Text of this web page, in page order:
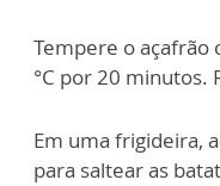
Tempere o açafrão
°C por 20 minutos.
Em uma frigideira,
para saltear as